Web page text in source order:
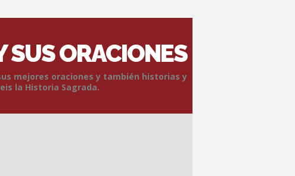
SUS ORACIONES
mejores oraciones y también historias y
la Historia Sagrada.